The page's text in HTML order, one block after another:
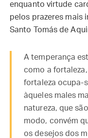
enquanto virtude
pelos prazeres mais
Santo Tomás de
A temperança
como a
fortaleza ocupa-
àqueles males
natureza, que
modo, convém
os desejos dos